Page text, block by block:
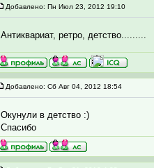
Добавлено: Пн Июл 23, 2012 19:10
Антиквариат, ретро, детство.........
Добавлено: Сб Авг 04, 2012 18:54
Окунули в детство :)
Спасибо